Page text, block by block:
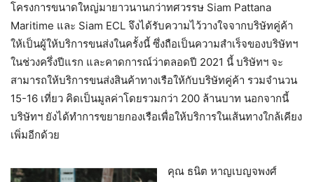
โครงการขนาดใหญ่มายาวนานกว่าทศวรรษ Siam Pattana
Maritime และ Siam ECL จึงได้รับความไว้วางใจจากบริษัทคู่ค้า
ให้เป็นผู้ให้บริการขนส่งในครั้งนี้ ซึ่งถือเป็นความสำเร็จของบริษัทฯ
ในช่วงครึ่งปีแรก และคาดการณ์ว่าตลอดปี 2021 นี้ บริษัทฯ จะ
สามารถให้บริการขนส่งสินค้าทางเรือให้กับบริษัทคู่ค้า รวมจำนวน
15-16 เที่ยว คิดเป็นมูลค่าโดยรวมกว่า 200 ล้านบาท นอกจากนี้
บริษัทฯ ยังได้ทำการขยายกองเรือเพื่อให้บริการในเส้นทางใกล้เคียง
เพิ่มอีกด้วย
คุณ ธนิต หาญเบญจพงศ์